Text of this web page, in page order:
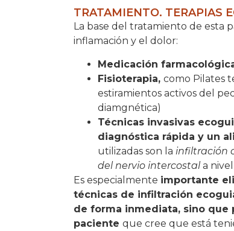
TRATAMIENTO. TERAPIAS
La base del tratamiento de esta
inflamación y el dolor:
Medicación
Fisioterapia, como Pilates
estiramientos activos del
diamgnética)
Técnicas invasivas
diagnóstica rápida y un
utilizadas son la infiltración
del nervio intercostala nivel
Es especialmente importante
técnicas de infiltración
de forma inmediata, sino
paciente que cree que está